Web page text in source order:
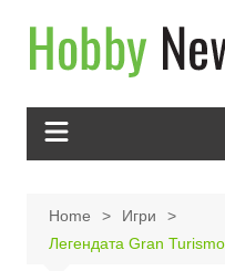
content
Home
Игри
Легендата Gran